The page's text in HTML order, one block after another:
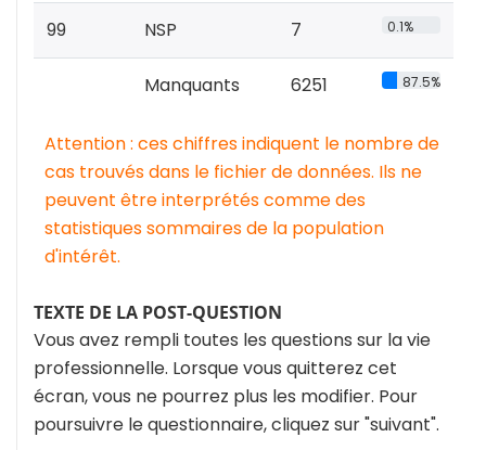
99 NSP 7 0.1%
Manquants 6251 87.5%
Attention : ces chiffres indiquent le nombre de
cas trouvés dans le fichier de données. Ils ne
peuvent être interprétés comme des
statistiques sommaires de la population
d'intérêt.
TEXTE DE LA POST-QUESTION
Vous avez rempli toutes les questions sur la vie
professionnelle. Lorsque vous quitterez cet
écran, vous ne pourrez plus les modifier. Pour
poursuivre le questionnaire, cliquez sur "suivant".